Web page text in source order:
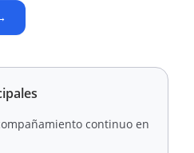
continuo en